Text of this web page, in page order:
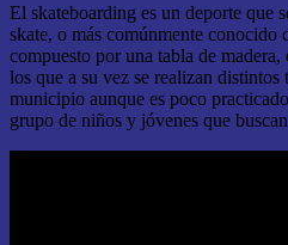
El skateboarding es un deporte que
skate, o más comúnmente conocido
compuesto por una tabla de
los que a su vez se realizan
municipio aunque es poco
grupo de niños y jóvenes que